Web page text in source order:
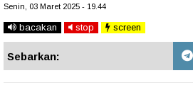
Senin, 03 Maret 2025 - 19.44
bacakan stop screen
Sebarkan: